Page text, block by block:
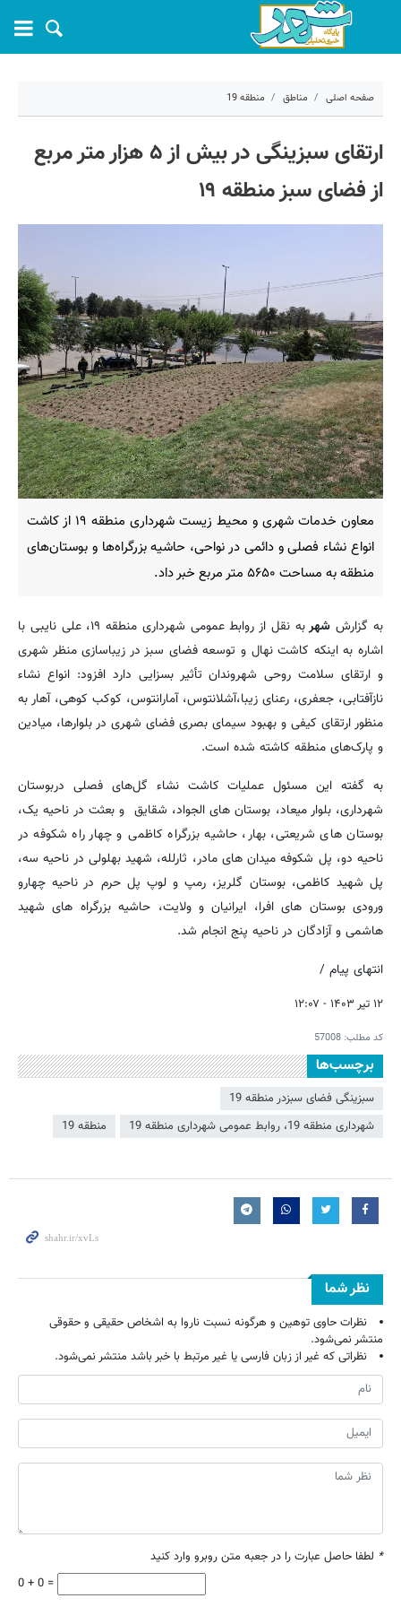
صفحه اصلی مناطق منطقه 19
کد مطلب:
ارتقای سبزینگی در بیش از ۵ هزار متر مربع
از فضای سبز منطقه ۱۹
معاون خدمات شهری و محیط زیست شهرداری منطقه ۱۹ از کاشت
انواع نشاء فصلی و دائمی در نواحی، حاشیه بزرگراه‌ها و بوستان‌های
منطقه به مساحت ۵۶۵۰ متر مربع خبر داد.
به گزارش شهر
به نقل از روابط عمومی شهرداری منطقه ۱۹، علی نایبی با
اشاره به اینکه کاشت نهال و توسعه فضای سبز در زیباسازی منظر شهری
و ارتقای سلامت روحی شهروندان تأثیر بسزایی دارد افزود: انواع نشاء
نازآفتابی، جعفری، رعنای زیبا،آشلانتوس، آمارانتوس، کوکب کوهی، آهار به
منظور ارتقای کیفی و بهبود سیمای بصری فضای شهری در بلوارها، میادین
و پارک‌های منطقه کاشته شده است.
به گفته این مسئول عملیات کاشت نشاء گل‌های فصلی دربوستان
شهرداری، بلوار میعاد، بوستان های الجواد، شقایق و بعثت در ناحیه یک،
بوستان های شریعتی، بهار، حاشیه بزرگراه کاظمی و چهار راه شکوفه در
ناحیه دو، پل شکوفه میدان های مادر، ثارلله، شهید بهلولی در ناحیه سه،
پل شهید کاظمی، بوستان گلریز، رمپ و لوپ پل حرم در ناحیه چهارو
ورودی بوستان های افرا، ایرانیان و ولایت، حاشیه بزرگراه های شهید
هاشمی و آزادگان در ناحیه پنج انجام شد.
انتهای پیام /
۱۲ تیر ۱۴۰۳ - ۱۲:۰۷
کد مطلب: 57008
برچسب‌ها
سبزینگی فضای سبزدر منطقه 19
شهرداری منطقه 19، روابط عمومی شهرداری منطقه 19
منطقه 19
نظر شما
نظرات حاوی توهین و هرگونه نسبت ناروا به اشخاص حقیقی و حقوقی
منتشر نمی‌شود.
نظراتی که غیر از زبان فارسی یا غیر مرتبط با خبر باشد منتشر نمی‌شود.
* لطفا حاصل عبارت را در جعبه متن روبرو وارد کنید
0 + 0 =